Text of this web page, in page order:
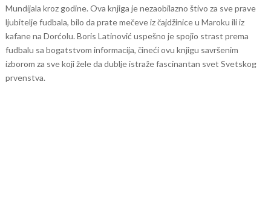
Mundijala kroz godine. Ova knjiga je nezaobilazno štivo za sve prave
ljubitelje fudbala, bilo da prate mečeve iz čajdžinice u Maroku ili iz
kafane na Dorćolu. Boris Latinović uspešno je spojio strast prema
fudbalu sa bogatstvom informacija, čineći ovu knjigu savršenim
izborom za sve koji žele da dublje istraže fascinantan svet Svetskog
prvenstva.